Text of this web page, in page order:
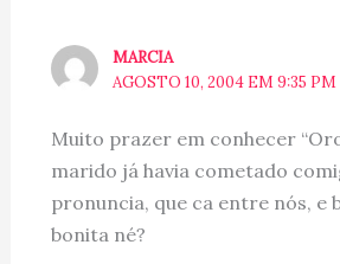
MARCIA
AGOSTO 10, 2004 EM 9:35 PM
Muito prazer em conhecer
marido já havia cometado
pronuncia, que ca entre nós, e
bonita né?